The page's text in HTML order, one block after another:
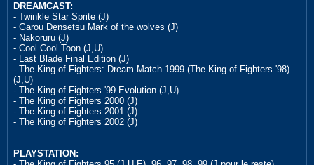
DREAMCAST:
- Twinkle Star Sprite (J)
- Garou Densetsu Mark of the wolves (J)
- Nakoruru (J)
- Cool Cool Toon (J,U)
- Last Blade Final Edition (J)
- The King of Fighters: Dream Match 1999 (The King of Fighters '98)
(J,U)
- The King of Fighters '99 Evolution (J,U)
- The King of Fighters 2000 (J)
- The King of Fighters 2001 (J)
- The King of Fighters 2002 (J)
PLAYSTATION: